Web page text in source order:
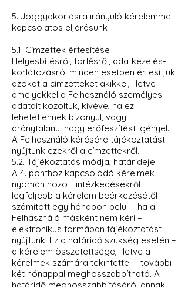
5. Joggyakorlásra irányuló kérelemmel
kapcsolatos eljárásunk
5.1. Címzettek értesítése
Helyesbítésről, törlésről, adatkezelés-
korlátozásról minden esetben értesítjük
azokat a címzetteket akikkel, illetve
amelyekkel a Felhasználó személyes
adatait közöltük, kivéve, ha ez
lehetetlennek bizonyul, vagy
aránytalanul nagy erőfeszítést igényel.
A Felhasználó kérésére tájékoztatást
nyújtunk ezekről a címzettekről.
5.2. Tájékoztatás módja, határideje
A 4. ponthoz kapcsolódó kérelmek
nyomán hozott intézkedésekről
legfeljebb a kérelem beérkezésétől
számított egy hónapon belül – ha a
Felhasználó másként nem kéri –
elektronikus formában tájékoztatást
nyújtunk. Ez a határidő szükség esetén –
a kérelem összetettsége, illetve a
kérelmek számára tekintettel – további
két hónappal meghosszabbítható. A